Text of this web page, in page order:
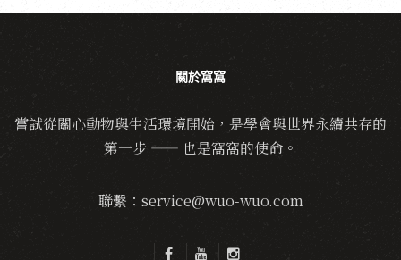
關於窩窩
嘗試從關心動物與生活環境開始，是學會與世界永續共存的
第一步 —— 也是窩窩的使命。
聯繫：service@wuo-wuo.com